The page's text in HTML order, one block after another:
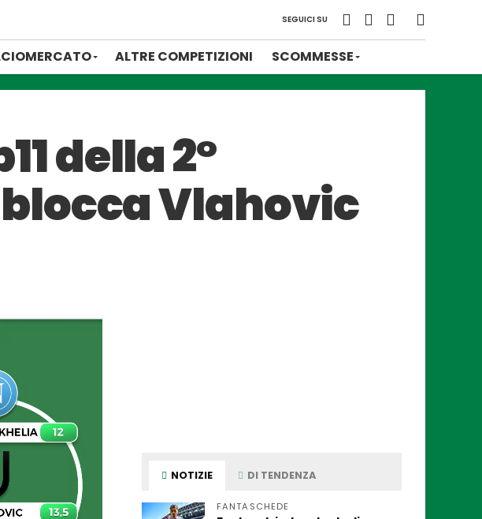
SEGUICI SU
ALTRE COMPETIZIONI SCOMMESSE
della 2°
Vlahovic
NOTIZIE DI TENDENZA
FANTASCHEDE